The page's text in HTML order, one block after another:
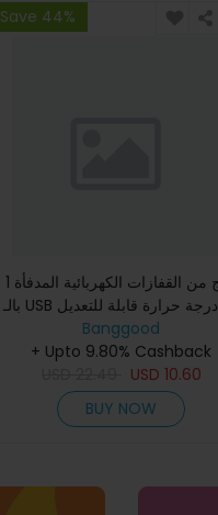
Save 44%
1 زوج من القفازات الكهربائية المدفأة
بالـ USB مع درجة حرارة قابلة للتعديل
قفازات دافئة نصف أصابع كهربائية
شتوية لركوب ال
Banggood
+ Upto 9.80% Cashback
USD 10.60
BUY NOW